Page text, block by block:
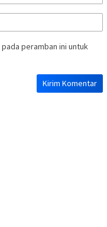
peramban ini untuk